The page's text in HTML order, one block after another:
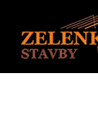
content